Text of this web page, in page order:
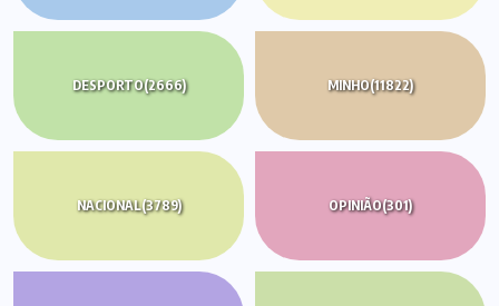
DESPORTO(2666) MINHO(11822)
NACIONAL(3789) OPINIÃO(301)